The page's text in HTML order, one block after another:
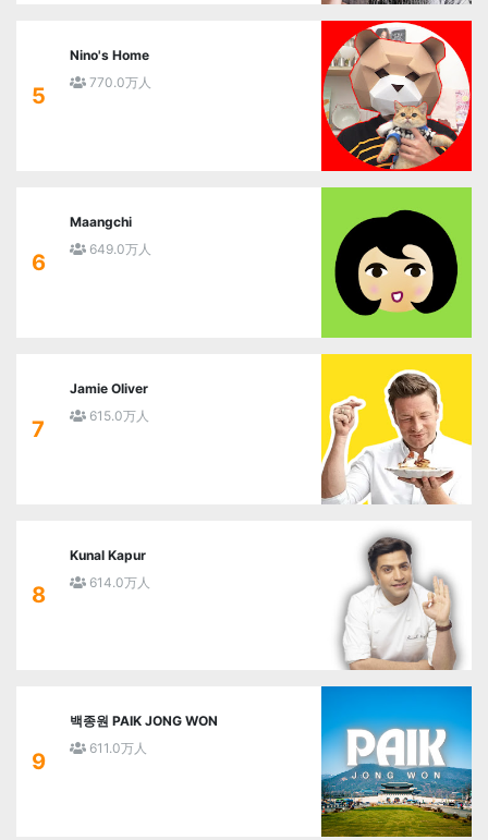
5
Nino's Home
770.0万人
6
Maangchi
649.0万人
7
Jamie Oliver
615.0万人
8
Kunal Kapur
614.0万人
9
백종원 PAIK JONG WON
611.0万人